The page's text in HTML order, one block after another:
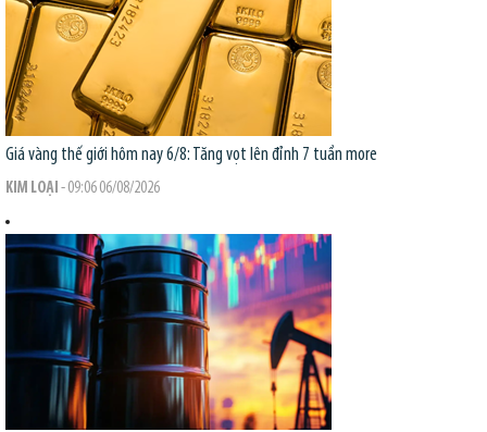
Giá vàng thế giới hôm nay 6/8: Tăng vọt lên đỉnh 7 tuần more
KIM LOẠI - 09:06 06/08/2026